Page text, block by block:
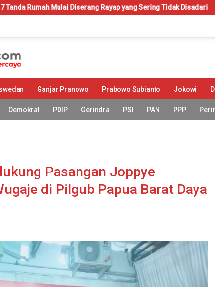
Mulai Diserang Rayap yang Sering Tidak Disadari KIP-
Ganjar Pranowo Prabowo Subianto Jokowi
Demokrat PDIP Gerindra PSI PAN PPP
Pasangan Joppye
di Pilgub Papua Barat Daya